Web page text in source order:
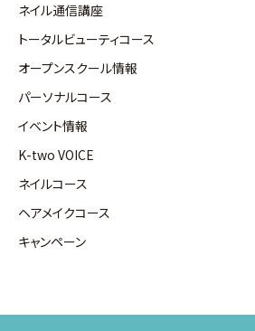
ネイル通信講座
トータルビューティコース
オープンスクール情報
パーソナルコース
イベント情報
K-two VOICE
ネイルコース
ヘアメイクコース
キャンペーン